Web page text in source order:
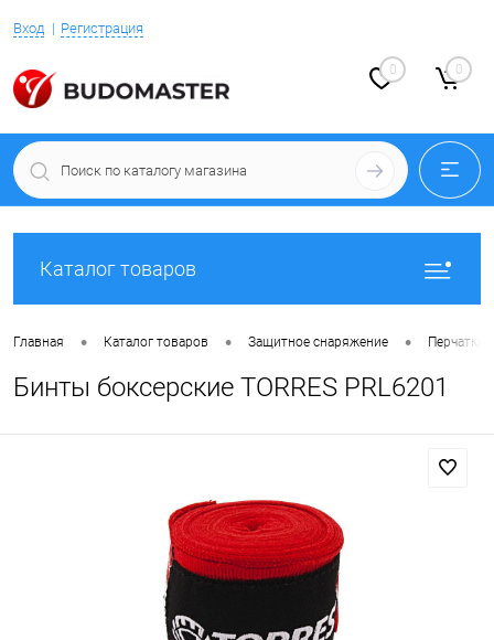
Вход Регистрация
0 0
Каталог товаров
Главная • Каталог товаров • Защитное снаряжение • Перчатки
Бинты боксерские TORRES PRL6201